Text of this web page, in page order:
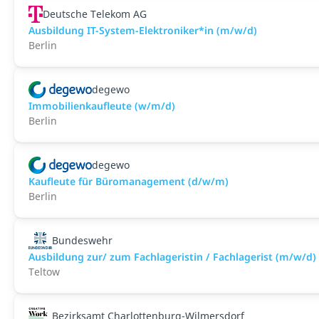
Deutsche Telekom AG
Ausbildung IT-System-Elektroniker*in (m/w/d)
Berlin
degewo
Immobilienkaufleute (w/m/d)
Berlin
degewo
Kaufleute für Büromanagement (d/w/m)
Berlin
Bundeswehr
Ausbildung zur/ zum Fachlageristin / Fachlagerist (m/w/d)
Teltow
Bezirksamt Charlottenburg-Wilmersdorf